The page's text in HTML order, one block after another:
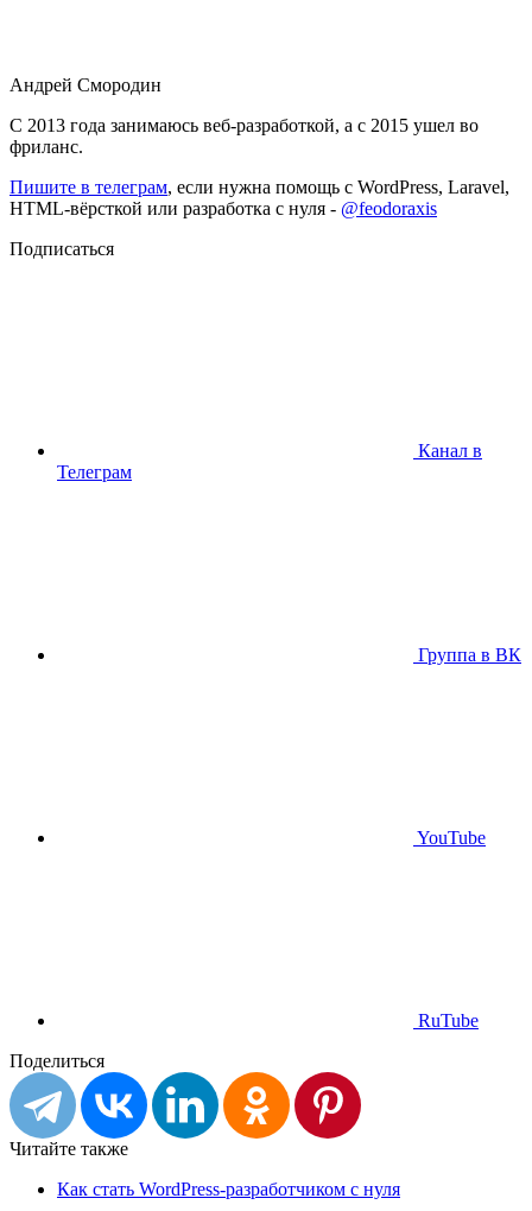
Андрей Смородин
С 2013 года занимаюсь веб-разработкой, а с 2015 ушел во
фриланс.
Пишите в телеграм, если нужна помощь с WordPress, Laravel,
HTML-вёрсткой или разработка с нуля - @feodoraxis
Подписаться
Канал в
Телеграм
Группа в ВК
YouTube
RuTube
Поделиться
Читайте также
Как стать WordPress-разработчиком с нуля